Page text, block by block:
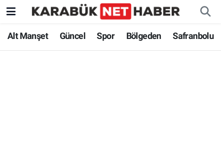
Alt Manşet Güncel Spor Bölgeden Safranbolu